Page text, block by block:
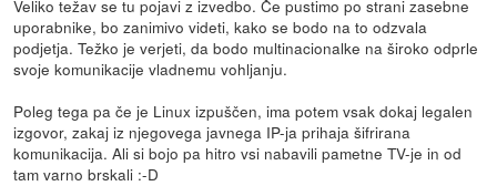
Veliko težav se tu pojavi z izvedbo. Če pustimo po strani zasebne
uporabnike, bo zanimivo videti, kako se bodo na to odzvala
podjetja. Težko je verjeti, da bodo multinacionalke na široko odprle
svoje komunikacije vladnemu vohljanju.
Poleg tega pa če je Linux izpuščen, ima potem vsak dokaj legalen
izgovor, zakaj iz njegovega javnega IP-ja prihaja šifrirana
komunikacija. Ali si bojo pa hitro vsi nabavili pametne TV-je in od
tam varno brskali :-D